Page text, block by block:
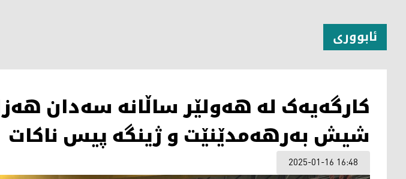
ئابووری
کارگەیەک لە هەولێر ساڵانە سەدان
شیش بەرهەمدێنێت و ژینگە پیس ناکات
2025-01-16 16:48